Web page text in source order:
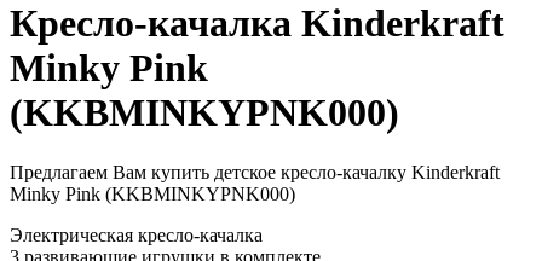
Кресло-качалка Kinderkraft
Minky Pink
(KKBMINKYPNK000)
Предлагаем Вам купить детское кресло-качалку Kinderkraft
Minky Pink (KKBMINKYPNK000)
Электрическая кресло-качалка
3 развивающие игрушки в комплекте